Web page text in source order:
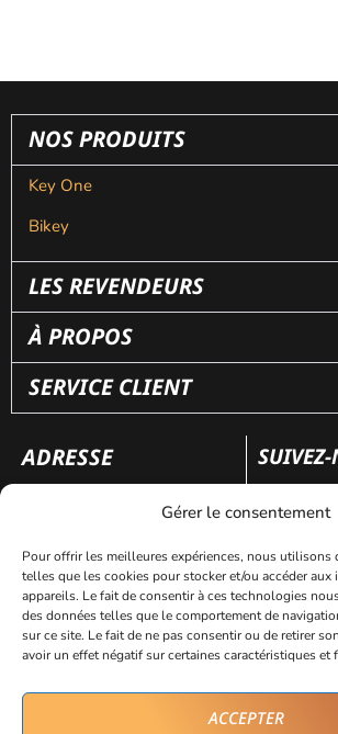
Gérer le consentement
Pour offrir les meilleures expériences, nous utilisons
telles que les cookies pour stocker et/ou accéder aux
appareils. Le fait de consentir à ces technologies
des données telles que le comportement de
sur ce site. Le fait de ne pas consentir ou de retirer
avoir un effet négatif sur certaines caractéristiques et
ACCEPTER
NOS PRODUITS
Key One
Bikey
LES REVENDEURS
À PROPOS
SERVICE CLIENT
ADRESSE
110 rue Frédéric Fays
Mentions légales Politique